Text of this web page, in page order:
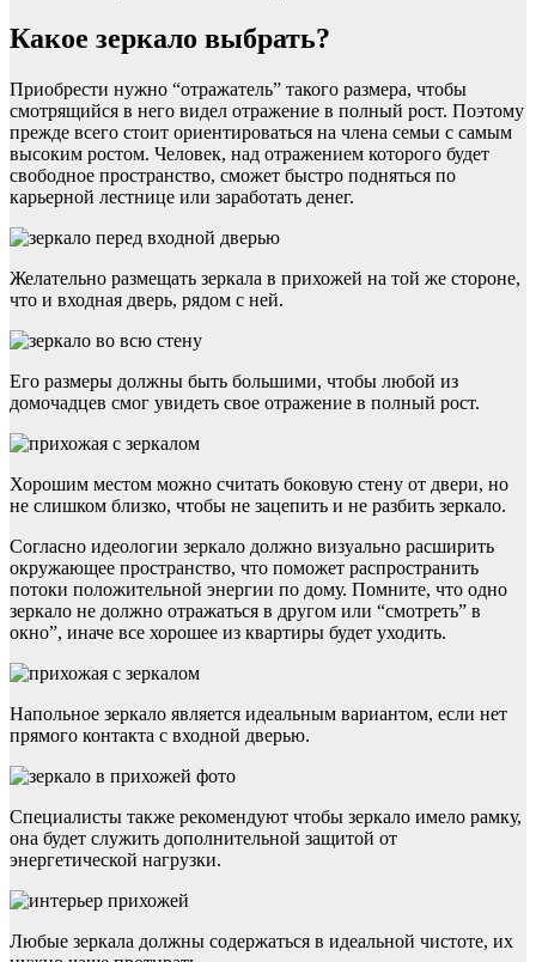
Какое зеркало выбрать?
Приобрести нужно “отражатель” такого размера, чтобы
смотрящийся в него видел отражение в полный рост. Поэтому
прежде всего стоит ориентироваться на члена семьи с самым
высоким ростом. Человек, над отражением которого будет
свободное пространство, сможет быстро подняться по
карьерной лестнице или заработать денег.
Желательно размещать зеркала в прихожей на той же стороне,
что и входная дверь, рядом с ней.
Его размеры должны быть большими, чтобы любой из
домочадцев смог увидеть свое отражение в полный рост.
Хорошим местом можно считать боковую стену от двери, но
не слишком близко, чтобы не зацепить и не разбить зеркало.
Согласно идеологии зеркало должно визуально расширить
окружающее пространство, что поможет распространить
потоки положительной энергии по дому. Помните, что одно
зеркало не должно отражаться в другом или “смотреть” в
окно”, иначе все хорошее из квартиры будет уходить.
Напольное зеркало является идеальным вариантом, если нет
прямого контакта с входной дверью.
Специалисты также рекомендуют чтобы зеркало имело рамку,
она будет служить дополнительной защитой от
энергетической нагрузки.
Любые зеркала должны содержаться в идеальной чистоте, их